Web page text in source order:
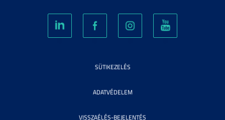
SÜTIKEZELÉS
ADATVÉDELEM
VISSZAÉLÉS-BEJELENTÉS